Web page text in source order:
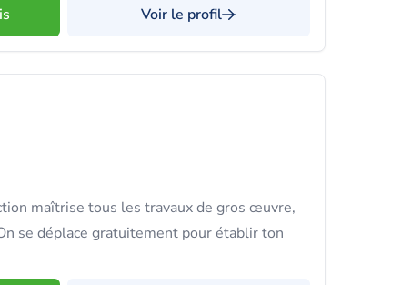
Voir le profil
maîtrise tous les travaux de gros œuvre,
se déplace gratuitement pour établir ton